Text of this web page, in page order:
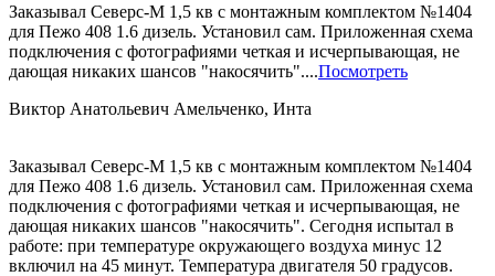
Заказывал Северс-М 1,5 кв с монтажным комплектом №1404
для Пежо 408 1.6 дизель. Установил сам. Приложенная схема
подключения с фотографиями четкая и исчерпывающая, не
дающая никаких шансов "накосячить"....Посмотреть
Виктор Анатольевич Амельченко, Инта
Заказывал Северс-М 1,5 кв с монтажным комплектом №1404
для Пежо 408 1.6 дизель. Установил сам. Приложенная схема
подключения с фотографиями четкая и исчерпывающая, не
дающая никаких шансов "накосячить". Сегодня испытал в
работе: при температуре окружающего воздуха минус 12
включил на 45 минут. Температура двигателя 50 градусов.